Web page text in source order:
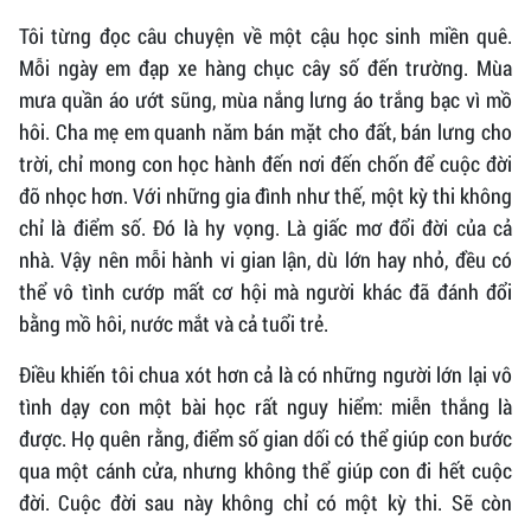
Tôi từng đọc câu chuyện về một cậu học sinh miền quê.
Mỗi ngày em đạp xe hàng chục cây số đến trường. Mùa
mưa quần áo ướt sũng, mùa nắng lưng áo trắng bạc vì mồ
hôi. Cha mẹ em quanh năm bán mặt cho đất, bán lưng cho
trời, chỉ mong con học hành đến nơi đến chốn để cuộc đời
đỡ nhọc hơn. Với những gia đình như thế, một kỳ thi không
chỉ là điểm số. Đó là hy vọng. Là giấc mơ đổi đời của cả
nhà. Vậy nên mỗi hành vi gian lận, dù lớn hay nhỏ, đều có
thể vô tình cướp mất cơ hội mà người khác đã đánh đổi
bằng mồ hôi, nước mắt và cả tuổi trẻ.
Điều khiến tôi chua xót hơn cả là có những người lớn lại vô
tình dạy con một bài học rất nguy hiểm: miễn thắng là
được. Họ quên rằng, điểm số gian dối có thể giúp con bước
qua một cánh cửa, nhưng không thể giúp con đi hết cuộc
đời. Cuộc đời sau này không chỉ có một kỳ thi. Sẽ còn